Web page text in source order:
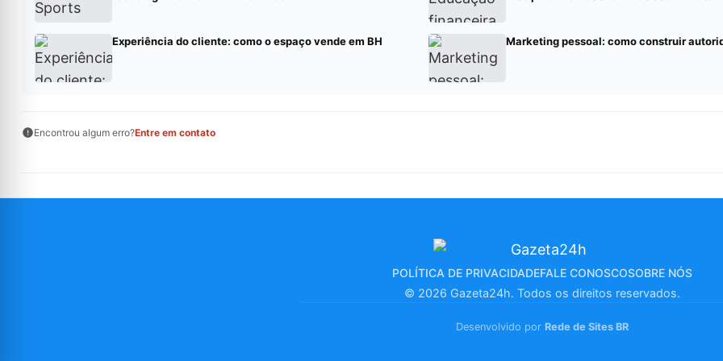
Experiência do cliente: como o espaço vende em BH Marketing pessoal: como construir
Encontrou algum erro?Entre em contato
POLÍTICA DE PRIVACIDADEFALE CONOSCOSOBRE NÓS
© 2026 Gazeta24h. Todos os direitos reservados.
Desenvolvido por Rede de Sites BR